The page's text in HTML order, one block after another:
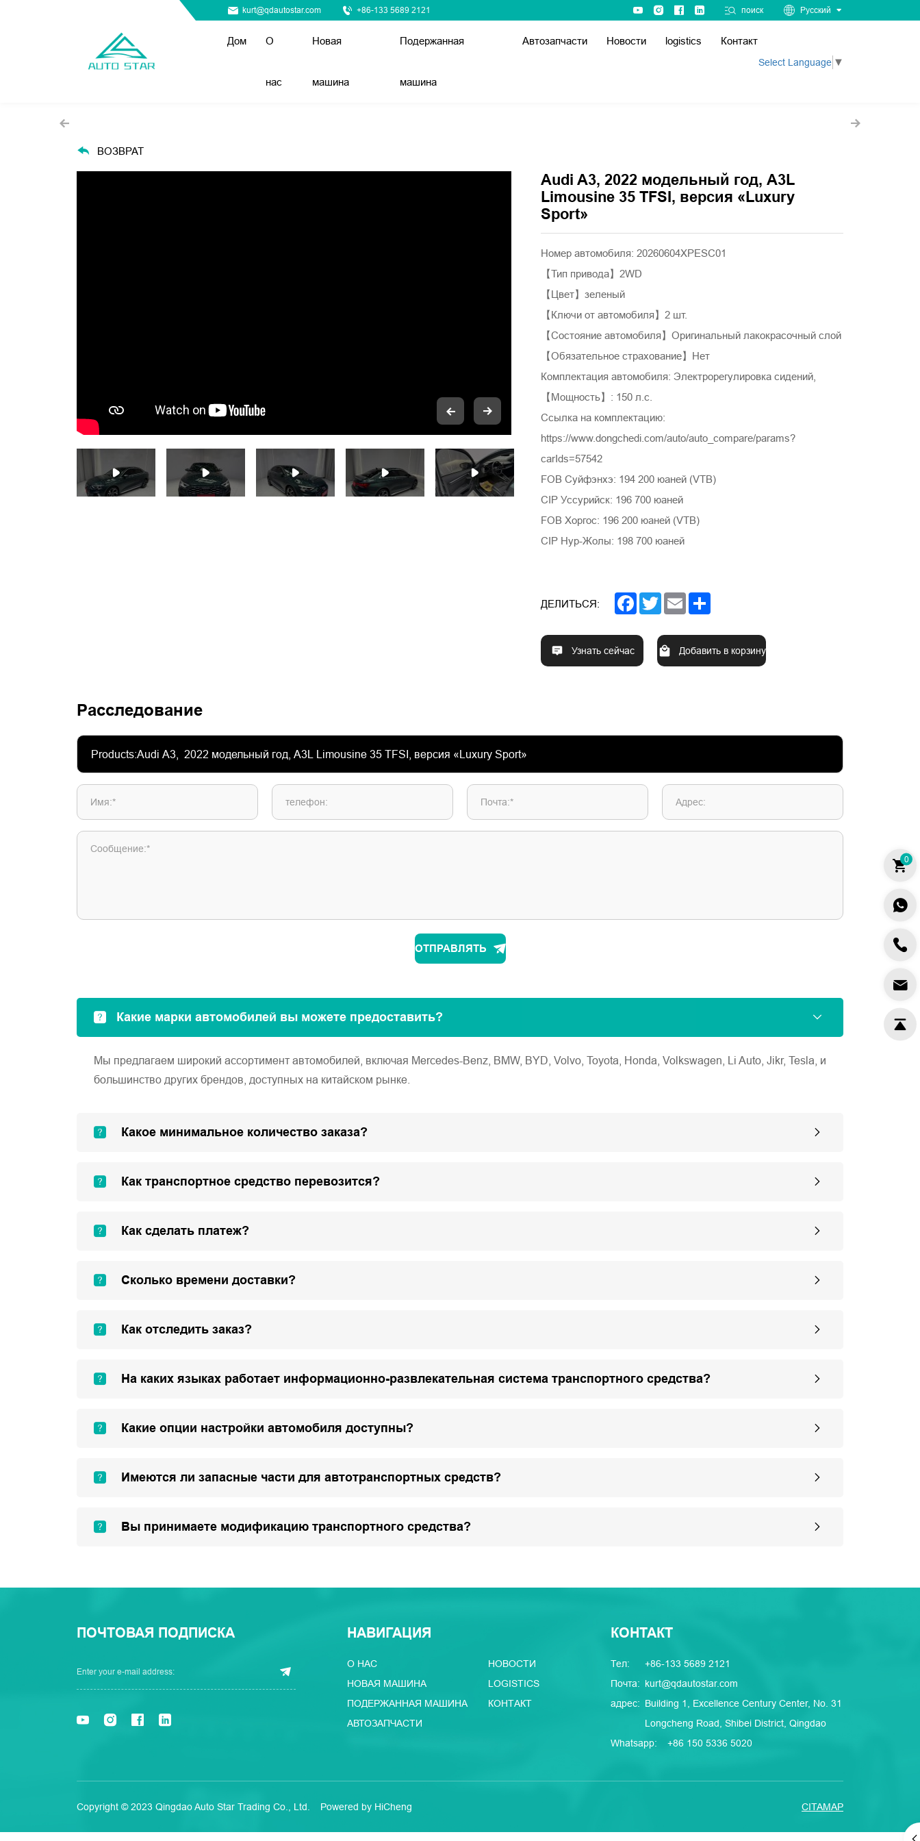
kurt@qdautostar.com +86-133 5689 2121 поиск Русский
Дом О
нас
Новая
машина
Подержанная
машина
Автозапчасти Новости logistics Контакт
Select Language ▼
ВОЗВРАТ
Audi A3, 2022 модельный год, A3L
Limousine 35 TFSI, версия «Luxury
Sport»
Номер автомобиля: 20260604XPESC01
【Тип привода】2WD
【Цвет】зеленый
【Ключи от автомобиля】2 шт.
【Состояние автомобиля】Оригинальный лакокрасочный слой
【Обязательное страхование】Нет
Комплектация автомобиля: Электрорегулировка сидений,
【Мощность】: 150 л.с.
Ссылка на комплектацию:
https://www.dongchedi.com/auto/auto_compare/params?
carIds=57542
FOB Суйфэнхэ: 194 200 юаней (VTB)
CIP Уссурийск: 196 700 юаней
FOB Хоргос: 196 200 юаней (VTB)
CIP Нур-Жолы: 198 700 юаней
ДЕЛИТЬСЯ: Facebook
TwitterEmail
Узнать сейчас Добавить в корзину
Расследование
Имя:* телефон: Почта:* Адрес:
Сообщение:*
ОТПРАВЛЯТЬ
Какие марки автомобилей вы можете предоставить?
Мы предлагаем широкий ассортимент автомобилей, включая Mercedes-Benz, BMW, BYD, Volvo, Toyota, Honda, Volkswagen, Li Auto, Jikr, Tesla, и
большинство других брендов, доступных на китайском рынке.
Какое минимальное количество заказа?
Как транспортное средство перевозится?
Как сделать платеж?
Сколько времени доставки?
Как отследить заказ?
На каких языках работает информационно-развлекательная система транспортного средства?
Какие опции настройки автомобиля доступны?
Имеются ли запасные части для автотранспортных средств?
Вы принимаете модификацию транспортного средства?
ПОЧТОВАЯ ПОДПИСКА НАВИГАЦИЯ
О НАС
НОВАЯ МАШИНА
ПОДЕРЖАННАЯ МАШИНА
АВТОЗАПЧАСТИ
НОВОСТИ
LOGISTICS
КОНТАКТ
КОНТАКТ
Тел:
+86-133 5689 2121
Почта: kurt@qdautostar.com
адрес: Building 1, Excellence Century Center, No. 31
Longcheng Road, Shibei District, Qingdao
Whatsapp:
+86 150 5336 5020
Copyright © 2023 Qingdao Auto Star Trading Co., Ltd. Powered by HiCheng CITAMAP
0